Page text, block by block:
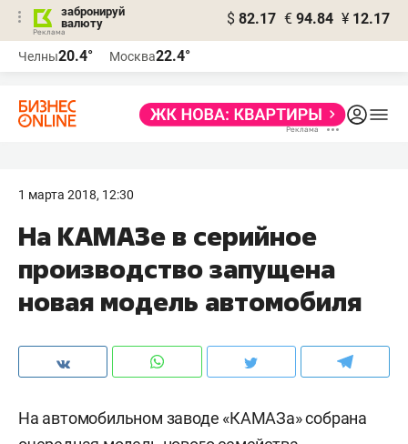
забронируй
валюту
$ 82.17 € 94.84 ¥ 12.17
Челны20.4° Москва22.4°
1 марта 2018, 12:30
На КАМАЗе в серийное
производство запущена
новая модель автомобиля
На автомобильном заводе «КАМАЗа» собрана